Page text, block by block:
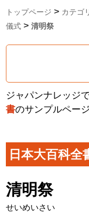
トップページ > カテゴ
儀式 > 清明祭
ジャパンナレッジ
書のサンプルページ
日本大百科全
清明祭
せいめいさい